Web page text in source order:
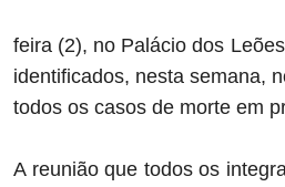
feira (2), no Palácio dos
identificados, nesta semana,
todos os casos de morte em
A reunião que todos os